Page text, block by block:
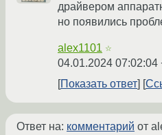
драйвером
но появились
alex1101 ☆
04.01.2024 07:02:04
Показать ответ
Ответ на: комментарий от